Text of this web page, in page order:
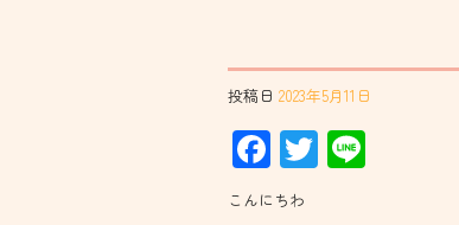
投稿日 2023年5月11日
Facebook
Twitter
こんにちわ